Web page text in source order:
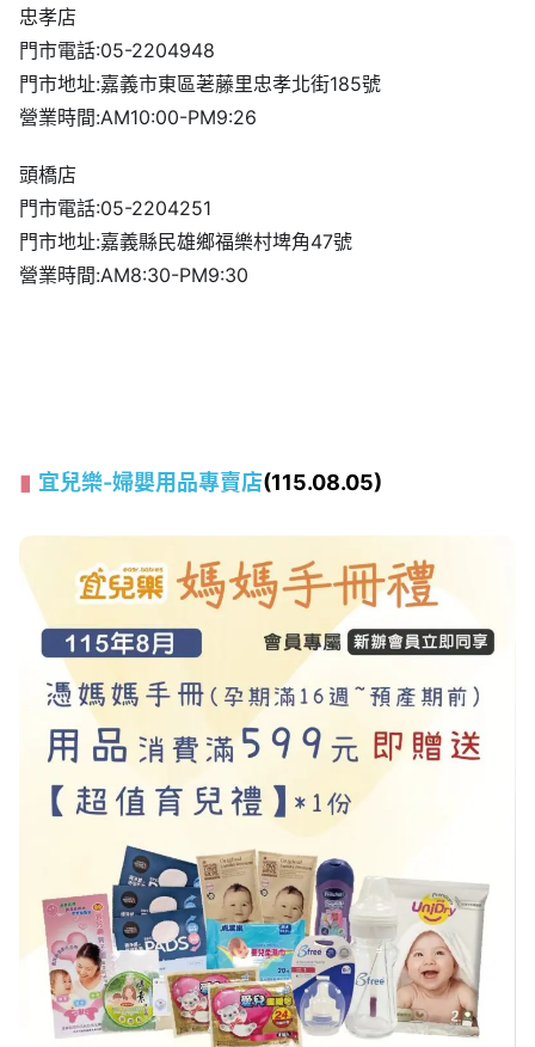
忠孝店
門市電話:05-2204948
門市地址:嘉義市東區荖藤里忠孝北街185號
營業時間:AM10:00-PM9:26
頭橋店
門市電話:05-2204251
門市地址:嘉義縣民雄鄉福樂村埤角47號
營業時間:AM8:30-PM9:30
宜兒樂-婦嬰用品專賣店(115.08.05)